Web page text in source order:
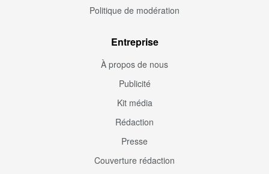
Politique de modération
Entreprise
À propos de nous
Publicité
Kit média
Rédaction
Presse
Couverture rédaction